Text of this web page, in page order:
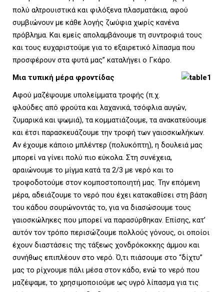
πολύ αλτρουιστικά και φιλόξενα πλασματάκια, αφού
συμβιώνουν με κάθε λογής ζωύφια χωρίς κανένα
πρόβλημα. Και εμείς απολαμβάνουμε τη συντροφιά τους
και τους ευχαριστούμε για το εξαιρετικό λίπασμα που
προσφέρουν στα φυτά μας” καταλήγει ο Γκάρο.
Μια τυπική μέρα φροντίδας
Αφού μαζέψουμε υπολείμματα τροφής (π.χ.
φλούδες από φρούτα και λαχανικά, τσόφλια αυγών,
ζυμαρικά και ψωμιά), τα κομματιάζουμε, τα ανακατεύουμε
και έτσι παρασκευάζουμε την τροφή των γαιοσκωλήκων.
Αν έχουμε κάποιο μπλέντερ (πολυκόπτη), η δουλειά μας
μπορεί να γίνει πολύ πιο εύκολα. Στη συνέχεια,
αραιώνουμε το μίγμα κατά τα 2/3 με νερό και το
τροφοδοτούμε στον κομποστοποιητή μας. Την επόμενη
μέρα, αδειάζουμε το νερό που έχει κατακαθίσει στη βάση
του κάδου σουρώνοντάς το, για να διασώσουμε τους
γαιοσκώληκες που μπορεί να παρασύρθηκαν. Επίσης, κατ’
αυτόν τον τρόπο περισώζουμε πολλούς γόνους, οι οποίοι
έχουν διαστάσεις της τάξεως χονδρόκοκκης άμμου και
συνήθως επιπλέουν στο νερό. Ό,τι πιάσουμε στο “δίχτυ”
μας το ρίχνουμε πάλι μέσα στον κάδο, ενώ το νερό που
μαζέψαμε, το χρησιμοποιούμε ως υγρό λίπασμα για τις